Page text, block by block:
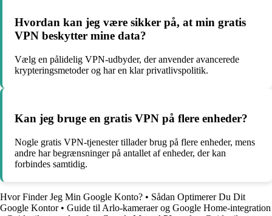
Hvordan kan jeg være sikker på, at min gratis
VPN beskytter mine data?
Vælg en pålidelig VPN-udbyder, der anvender avancerede
krypteringsmetoder og har en klar privatlivspolitik.
Kan jeg bruge en gratis VPN på flere enheder?
Nogle gratis VPN-tjenester tillader brug på flere enheder, mens
andre har begrænsninger på antallet af enheder, der kan
forbindes samtidig.
Hvor Finder Jeg Min Google Konto? • Sådan Optimerer Du Dit
Google Kontor• Guide til Arlo-kameraer og Google Home-integration